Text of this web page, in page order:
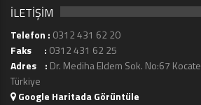
İLETİŞİM
Telefon : 0312 431 62 20
Faks : 0312 431 62 25
Adres : Dr. Mediha Eldem Sok. No:67
Türkiye
Google Haritada Görüntüle